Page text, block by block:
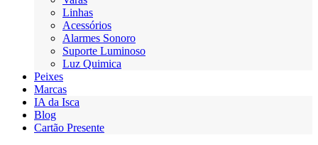
Linhas
Acessórios
Alarmes Sonoro
Suporte Luminoso
Luz Quimica
Peixes
Marcas
IA da Isca
Blog
Cartão Presente